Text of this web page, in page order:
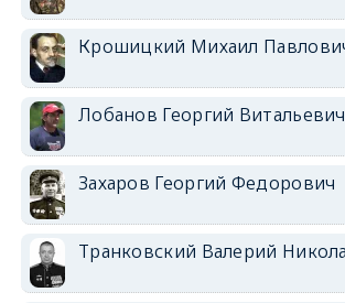
Крошицкий Михаил
Лобанов Георгий Витальевич
Захаров Георгий Федорович
Транковский Валерий